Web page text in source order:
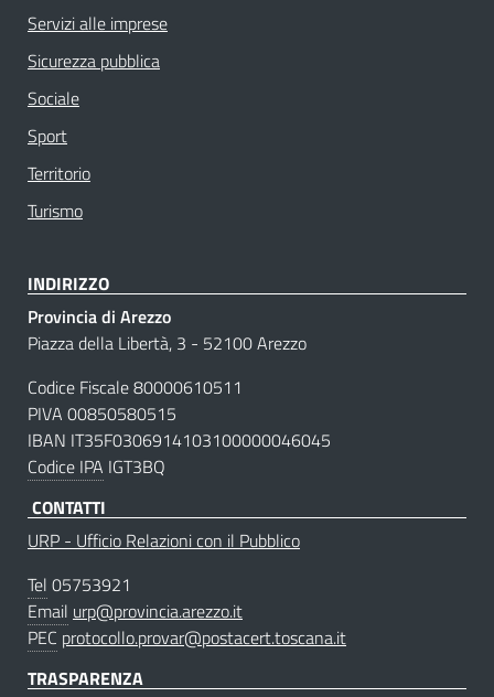
Servizi alle imprese
Sicurezza pubblica
Sociale
Sport
Territorio
Turismo
INDIRIZZO
Provincia di Arezzo
Piazza della Libertà, 3 - 52100 Arezzo
Codice Fiscale 80000610511
PIVA 00850580515
IBAN IT35F0306914103100000046045
Codice IPA IGT3BQ
CONTATTI
URP - Ufficio Relazioni con il Pubblico
Tel 05753921
Email urp@provincia.arezzo.it
PEC protocollo.provar@postacert.toscana.it
TRASPARENZA